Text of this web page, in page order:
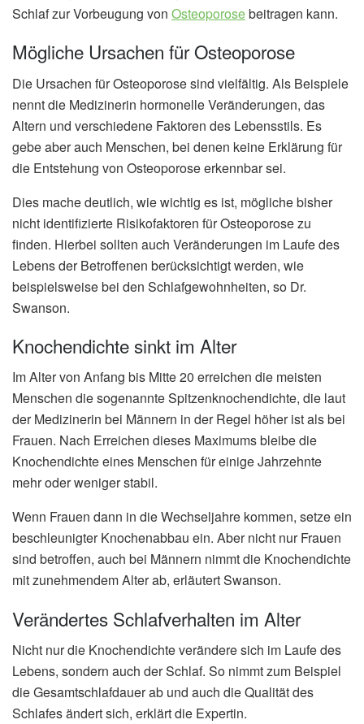
Schlaf zur Vorbeugung von Osteoporosebeitragen kann.
Mögliche Ursachen für Osteoporose
Die Ursachen für Osteoporose sind vielfältig. Als Beispiele
nennt die Medizinerin hormonelle Veränderungen, das
Altern und verschiedene Faktoren des Lebensstils. Es
gebe aber auch Menschen, bei denen keine Erklärung für
die Entstehung von Osteoporose erkennbar sei.
Dies mache deutlich, wie wichtig es ist, mögliche bisher
nicht identifizierte Risikofaktoren für Osteoporose zu
finden. Hierbei sollten auch Veränderungen im Laufe des
Lebens der Betroffenen berücksichtigt werden, wie
beispielsweise bei den Schlafgewohnheiten, so Dr.
Swanson.
Knochendichte sinkt im Alter
Im Alter von Anfang bis Mitte 20 erreichen die meisten
Menschen die sogenannte Spitzenknochendichte, die laut
der Medizinerin bei Männern in der Regel höher ist als bei
Frauen. Nach Erreichen dieses Maximums bleibe die
Knochendichte eines Menschen für einige Jahrzehnte
mehr oder weniger stabil.
Wenn Frauen dann in die Wechseljahre kommen, setze ein
beschleunigter Knochenabbau ein. Aber nicht nur Frauen
sind betroffen, auch bei Männern nimmt die Knochendichte
mit zunehmendem Alter ab, erläutert Swanson.
Verändertes Schlafverhalten im Alter
Nicht nur die Knochendichte verändere sich im Laufe des
Lebens, sondern auch der Schlaf. So nimmt zum Beispiel
die Gesamtschlafdauer ab und auch die Qualität des
Schlafes ändert sich, erklärt die Expertin.